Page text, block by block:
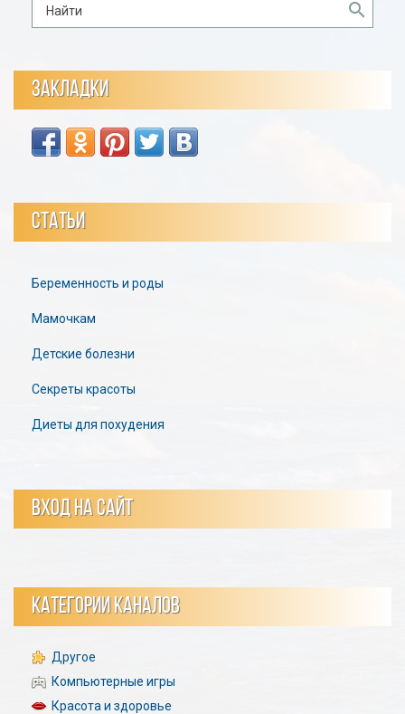
ЗАКЛАДКИ
СТАТЬИ
Беременность и роды
Мамочкам
Детские болезни
Секреты красоты
Диеты для похудения
ВХОД НА САЙТ
КАТЕГОРИИ КАНАЛОВ
Другое
Компьютерные игры
Красота и здоровье